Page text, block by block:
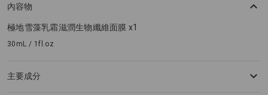
內容物
極地雪藻乳霜滋潤生物纖維面膜 x1
30mL / 1fl.oz
主要成分